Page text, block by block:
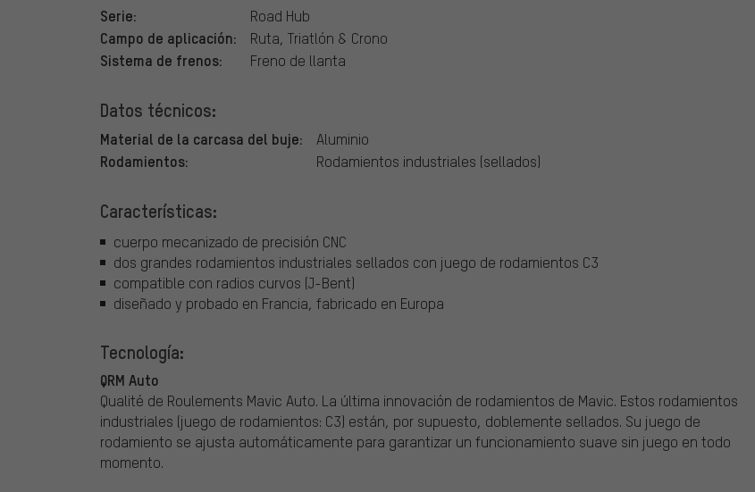
Serie: Road Hub
Campo de aplicación: Ruta, Triatlón & Crono
Sistema de frenos: Freno de llanta
Datos técnicos:
Material de la carcasa del buje: Aluminio
Rodamientos: Rodamientos industriales (sellados)
Características:
cuerpo mecanizado de precisión CNC
dos grandes rodamientos industriales sellados con juego de rodamientos C3
compatible con radios curvos (J-Bent)
diseñado y probado en Francia, fabricado en Europa
Tecnología:
QRM Auto
Qualité de Roulements Mavic Auto. La última innovación de rodamientos de Mavic. Estos rodamientos
industriales (juego de rodamientos: C3) están, por supuesto, doblemente sellados. Su juego de
rodamiento se ajusta automáticamente para garantizar un funcionamiento suave sin juego en todo
momento.